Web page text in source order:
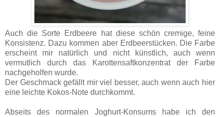
Auch die Sorte Erdbeere hat diese schön cremige, feine
Konsistenz. Dazu kommen aber Erdbeerstücken. Die Farbe
erscheint mir natürlich und nicht künstlich, auch wenn
vermutlich durch das Karottensaftkonzentrat der Farbe
nachgeholfen wurde.
Der Geschmack gefällt mir viel besser, auch wenn auch hier
eine leichte Kokos-Note durchkommt.
Abseits des normalen Joghurt-Konsums habe ich den